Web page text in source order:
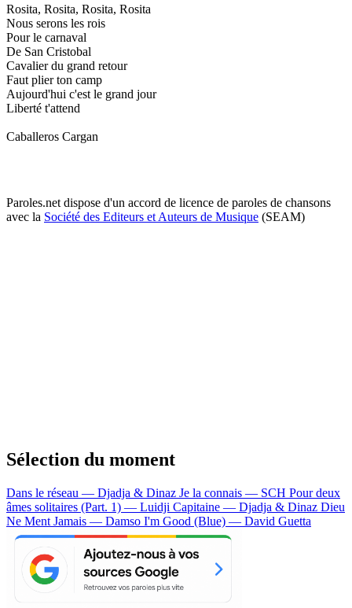
Rosita, Rosita, Rosita, Rosita
Nous serons les rois
Pour le carnaval
De San Cristobal
Cavalier du grand retour
Faut plier ton camp
Aujourd'hui c'est le grand jour
Liberté t'attend
Caballeros Cargan
Paroles.net dispose d'un accord de licence de paroles de chansons
avec la Société des Editeurs et Auteurs de Musique (SEAM)
Sélection du moment
Dans le réseau — Djadja & Dinaz Je la connais — SCH Pour deux
âmes solitaires (Part. 1) — Luidji Capitaine — Djadja & Dinaz Dieu
Ne Ment Jamais — Damso I'm Good (Blue) — David Guetta